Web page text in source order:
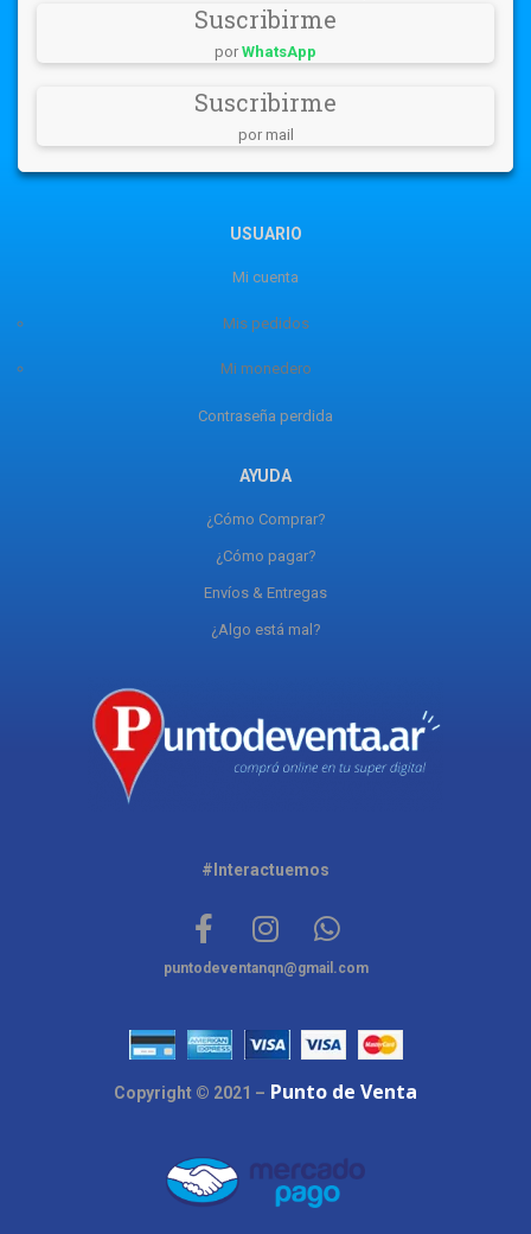
Suscribirme
por WhatsApp
Suscribirme
por mail
USUARIO
Mi cuenta
Mis pedidos
Mi monedero
Contraseña perdida
AYUDA
¿Cómo Comprar?
¿Cómo pagar?
Envíos & Entregas
¿Algo está mal?
#Interactuemos
puntodeventanqn@gmail.com
Copyright © 2021 – Punto de Venta